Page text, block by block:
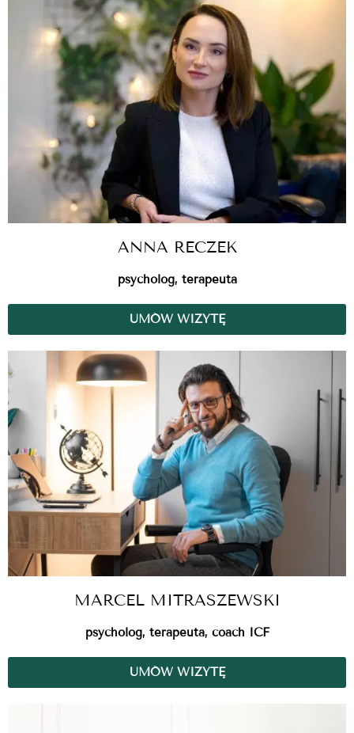
ANNA RECZEK
psycholog, terapeuta
UMÓW WIZYTĘ
MARCEL MITRASZEWSKI
psycholog, terapeuta, coach ICF
UMÓW WIZYTĘ